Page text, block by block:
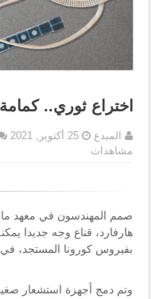
اختراع ثوري..
المبدع 25 أكتوبر, 2021
مشاهدات
صمم المهندسون في معهد
هارفارد، قناع وجه جديدا
بفيروس كورونا المستجد، في غضون 90
وتم دمج أجهزة استشعار